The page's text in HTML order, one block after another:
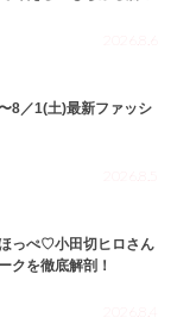
8／1(土)最新ファッシ
っぺ♡小田切ヒロさん
クを徹底解剖！